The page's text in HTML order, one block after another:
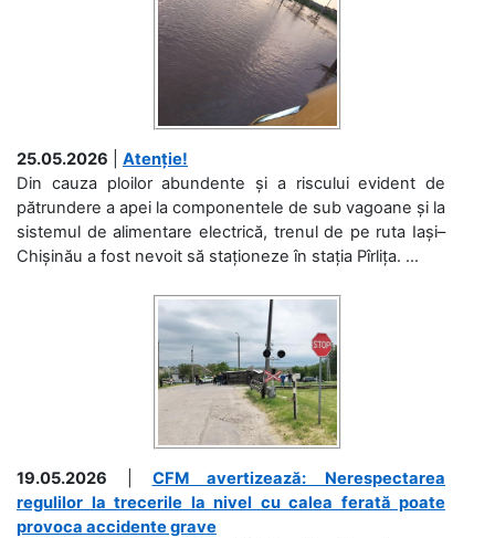
25.05.2026
Atenție!
Din cauza ploilor abundente și a riscului evident de
pătrundere a apei la componentele de sub vagoane și la
sistemul de alimentare electrică, trenul de pe ruta Iași–
Chișinău a fost nevoit să staționeze în stația Pîrlița. ...
19.05.2026
CFM avertizează: Nerespectarea
regulilor la trecerile la nivel cu calea ferată poate
provoca accidente grave